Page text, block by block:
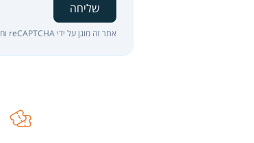
שליחה
אתר זה מוגן על ידי reCAPTCHA וחלים